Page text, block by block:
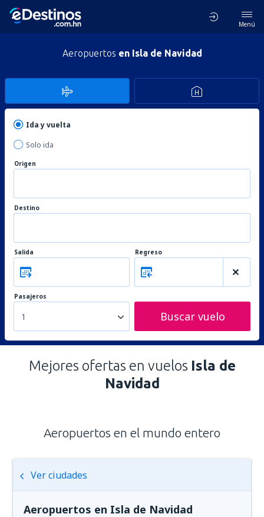
Menú
Aeropuertos en Isla de Navidad
Ida y vuelta
Solo ida
Origen
Destino
Salida Regreso
Pasajeros
1 Buscar vuelo
Mejores ofertas en vuelos Isla de
Navidad
Aeropuertos en el mundo entero
Ver ciudades
Aeropuertos en Isla de Navidad